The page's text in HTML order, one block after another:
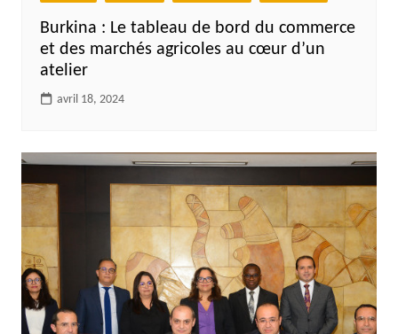
Burkina : Le tableau de bord du commerce
et des marchés agricoles au cœur d’un
atelier
avril 18, 2024